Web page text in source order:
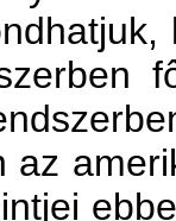
az